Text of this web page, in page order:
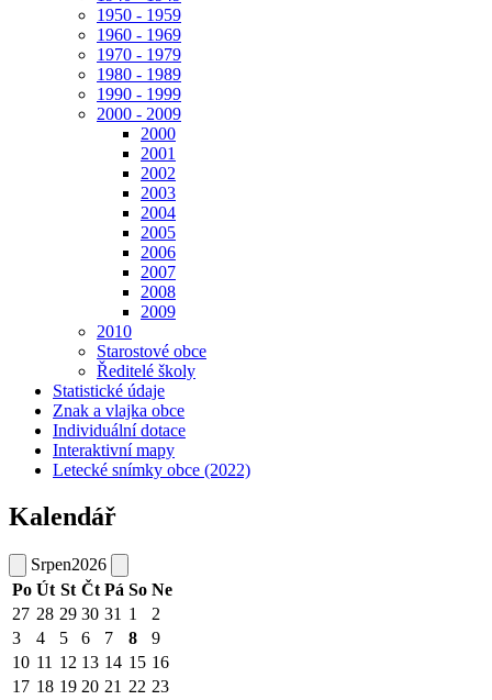
1950 - 1959
1960 - 1969
1970 - 1979
1980 - 1989
1990 - 1999
2000 - 2009
2000
2001
2002
2003
2004
2005
2006
2007
2008
2009
2010
Starostové obce
Ředitelé školy
Statistické údaje
Znak a vlajka obce
Individuální dotace
Interaktivní mapy
Letecké snímky obce (2022)
Kalendář
Srpen2026
Po Út St Čt Pá So Ne
27 28 29 30 31 1
2
3
4 5 6 7 8
9
10 11 12 13 14 15 16
17 18 19 20 21 22 23